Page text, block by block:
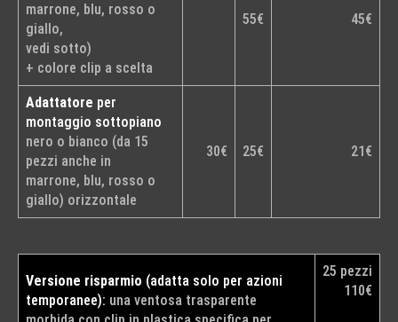
marrone, blu, rosso o
giallo,
vedi sotto)
+ colore clip a scelta
55€ 45€
Adattatore per
montaggio sottopiano
nero o bianco (da 15
pezzi anche in
marrone, blu, rosso o
giallo) orizzontale
30€ 25€ 21€
Versione risparmio (adatta solo per azioni
temporanee): una ventosa trasparente
25 pezzi
110€